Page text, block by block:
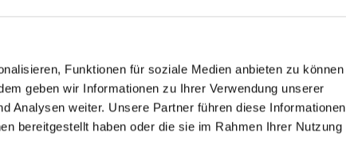
Funktionen für soziale Medien anbieten zu können
geben wir Informationen zu Ihrer Verwendung unserer
Analysen weiter. Unsere Partner führen diese Informationen
bereitgestellt haben oder die sie im Rahmen Ihrer Nutzung